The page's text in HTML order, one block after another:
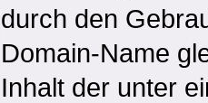
durch den
Domain-Name
Inhalt der unter